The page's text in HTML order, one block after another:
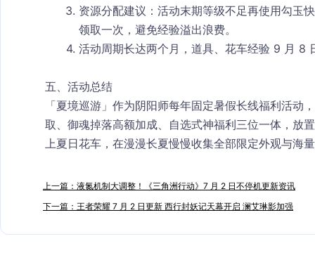
资源分配建议 ：活动末期等级不足再使用勾玉
领取一次，避免经验溢出浪费。
活动周期长达两个月，道具、花车经验 9 月 8
五、活动总结
「夏境巡游」作为阴阳师每年固定暑假长线福利活
取、御魂掉落高额加成、自选式神福利三位一体，放
上夏日花车，在漫漫长夏慢慢收集全部限定外观与海
上一篇：液氮机制大调整！《三角洲行动》7 月 2 日不停机更新资讯
下一篇：王者荣耀 7 月 2 日更新 西行封妖记天幕开启 澜艾琳影加强